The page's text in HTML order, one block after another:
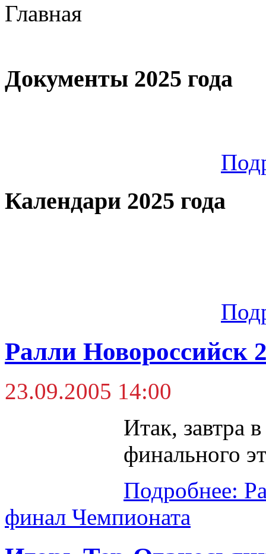
Главная
Документы 2025 года
Календари 2025 года
Ралли Новороссийск
23.09.2005 14:00
Итак, завтра
финального
Подробнее:
финал Чемпионата